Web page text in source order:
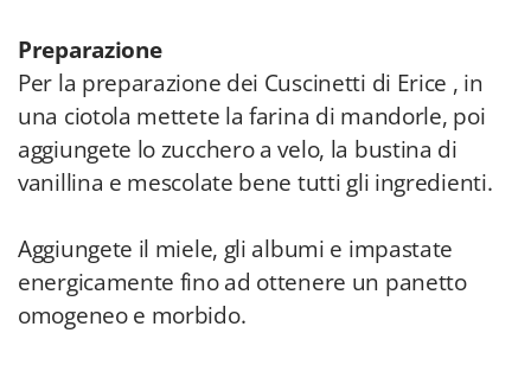
Preparazione
Per la preparazione dei Cuscinetti di Erice , in
una ciotola mettete la farina di mandorle, poi
aggiungete lo zucchero a velo, la bustina di
vanillina e mescolate bene tutti gli ingredienti.
Aggiungete il miele, gli albumi e impastate
energicamente fino ad ottenere un panetto
omogeneo e morbido.